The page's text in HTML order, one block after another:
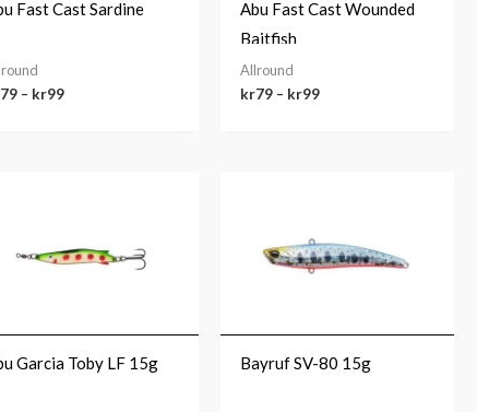
Fast Cast Sardine
79 – kr99
Abu Fast Cast Wounded
Baitfish
Allround
kr79 – kr99
Garcia Toby LF 15g Bayruf SV-80 15g